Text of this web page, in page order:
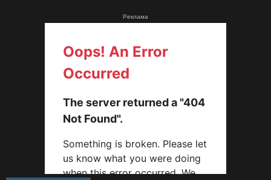
Реклама